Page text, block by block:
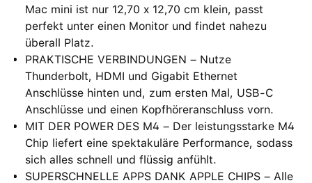
Mac mini ist nur 12,70 x 12,70 cm klein, passt
perfekt unter einen Monitor und findet nahezu
überall Platz.
PRAKTISCHE VERBINDUNGEN – Nutze
Thunderbolt, HDMI und Gigabit Ethernet
Anschlüsse hinten und, zum ersten Mal, USB‑C
Anschlüsse und einen Kopfhöreranschluss vorn.
MIT DER POWER DES M4 – Der leistungsstarke M4
Chip liefert eine spektakuläre Performance, sodass
sich alles schnell und flüssig anfühlt.
SUPERSCHNELLE APPS DANK APPLE CHIPS – Alle